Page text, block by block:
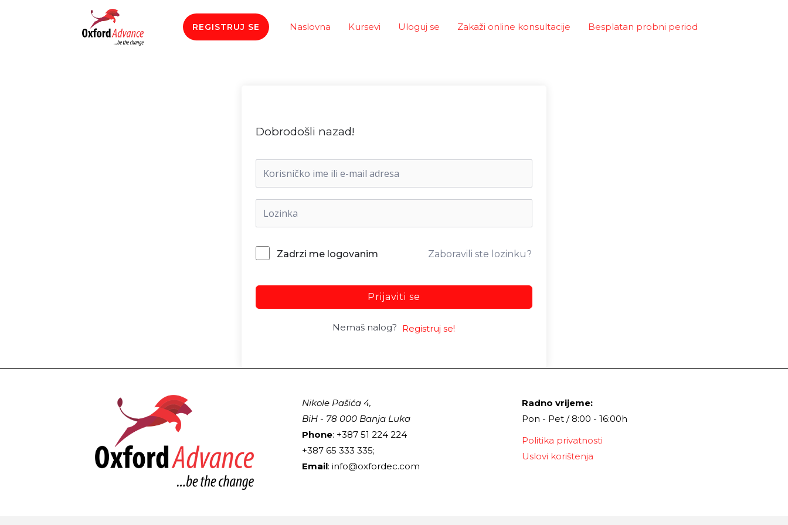
REGISTRUJ SE Naslovna Kursevi Uloguj se Zakaži online konsultacije Besplatan probni period
Dobrodošli nazad!
Zadrzi me logovanim Zaboravili ste lozinku?
Prijaviti se
Nemaš nalog? Registruj se!
Nikole Pašića 4,
BiH - 78 000 Banja Luka
Phone: +387 51 224 224
+387 65 333 335;
Email: info@oxfordec.com
Radno vrijeme:
Pon - Pet / 8:00 - 16:00h
Politika privatnosti
Uslovi korištenja